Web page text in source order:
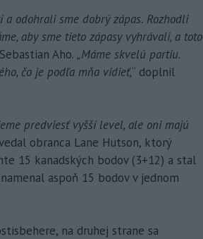
odohrali sme dobrý zápas. Rozhodli
aby sme tieto zápasy vyhrávali, a toto
Aho. „Máme skvelú partiu.
čo je podľa mňa vidieť,“ doplnil
predviesť vyšší level, ale oni majú
obranca Lane Hutson, ktorý
15 kanadských bodov (3+12) a stal
aspoň 15 bodov v jednom
na druhej strane sa